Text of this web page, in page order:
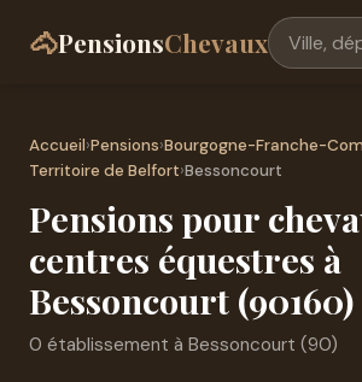
🐴PensionsChevaux
Accueil›Pensions›Bourgogne-Franche-
Territoire de Belfort›Bessoncourt
Pensions pour
centres équestres à
Bessoncourt (90160)
0 établissement à Bessoncourt (90)